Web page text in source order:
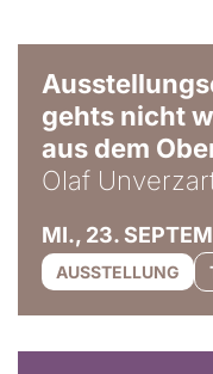
gehts nicht
aus dem
Olaf
MI., 23.
AUSSTELLUNG